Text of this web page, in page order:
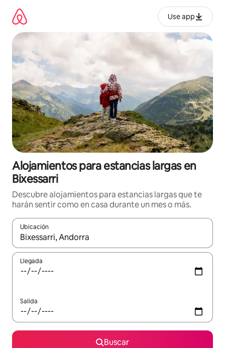
contenido
Use app
Alojamientos para estancias largas en
Bixessarri
Descubre alojamientos para estancias largas que te
harán sentir como en casa durante un mes o más.
Ubicación
Cuando los resultados estén disponibles, podrás navegar
Llegada
Salida
Buscar